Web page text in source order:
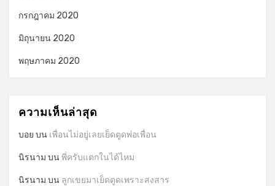
กรกฎาคม 2020
มิถุนายน 2020
พฤษภาคม 2020
ความเห็นล่าสุด
บอย บน เพื่อนไม่อยู่เลยเย็ดตูดพ่อเพื่อน
นิรนาม บนพี่ครับแตกในได้ไหม
นิรนาม บน ลูกเขยมาเย็ดตูดเพราะสงสาร